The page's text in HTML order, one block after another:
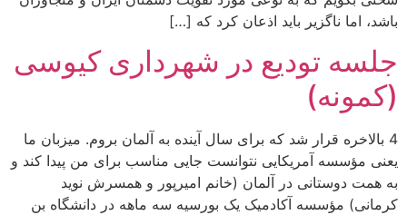
باشد، اما ناگزیر باید اذعان کرد که […]
جلسه تودیع در شهرداری کیوسی
(کمونه)
4 بالاخره قرار شد که برای سال آینده به آلمان بروم. میزبان ما
یعنی مؤسسه آمریکایی نتوانست جایی مناسب برای من پیدا کند و
به همت دوستانی در آلمان (خانم امیرپور و همسرش نوید
کرمانی) مؤسسه آکادمیک یک بورسیه سه ماهه در دانشگاه بن